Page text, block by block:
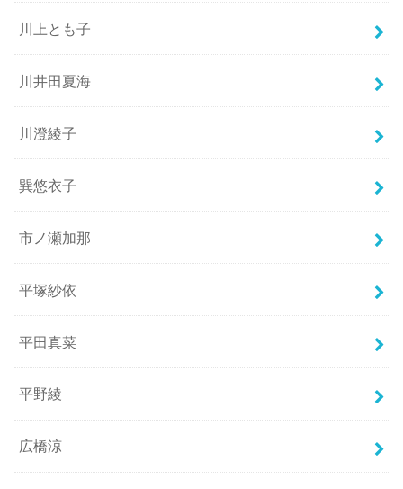
川上とも子
川井田夏海
川澄綾子
巽悠衣子
市ノ瀬加那
平塚紗依
平田真菜
平野綾
広橋涼